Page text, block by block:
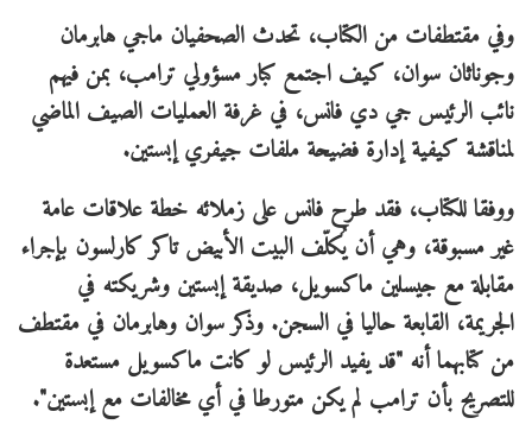
وفي مقتطفات من الكتاب، تحدث الصحفيان ماجي هابرمان
وجوناثان سوان، كيف اجتمع كبار مسؤولي ترامب، بمن فيهم
نائب الرئيس جي دي فانس، في غرفة العمليات الصيف الماضي
لمناقشة كيفية إدارة فضيحة ملفات جيفري إبستين.
ووفقا للكتاب، فقد طرح فانس على زملائه خطة علاقات عامة
غير مسبوقة، وهي أن يُكلّف البيت الأبيض تاكر كارلسون بإجراء
مقابلة مع جيسلين ماكسويل، صديقة إبستين وشريكته في
الجريمة، القابعة حاليا في السجن. وذكر سوان وهابرمان في مقتطف
من كتابهما أنه "قد يفيد الرئيس لو كانت ماكسويل مستعدة
للتصريح بأن ترامب لم يكن متورطا في أي مخالفات مع إبستين".